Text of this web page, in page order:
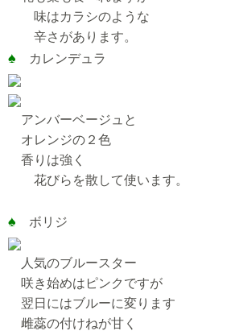
味はカラシのような
辛さがあります。
♠ カレンデュラ
アンバーベージュと
オレンジの２色
香りは強く
花びらを散して使います。
♠ ボリジ
人気のブルースター
咲き始めはピンクですが
翌日にはブルーに変ります
雌蕊の付けねが甘く